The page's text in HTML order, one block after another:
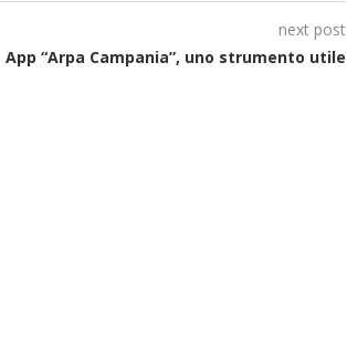
next post
App “Arpa Campania”, uno strumento utile